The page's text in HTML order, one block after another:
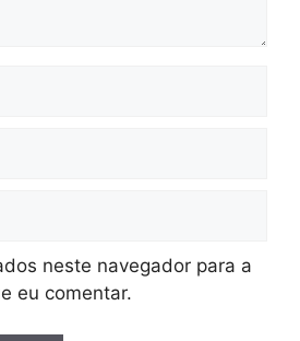
neste navegador para a
eu comentar.